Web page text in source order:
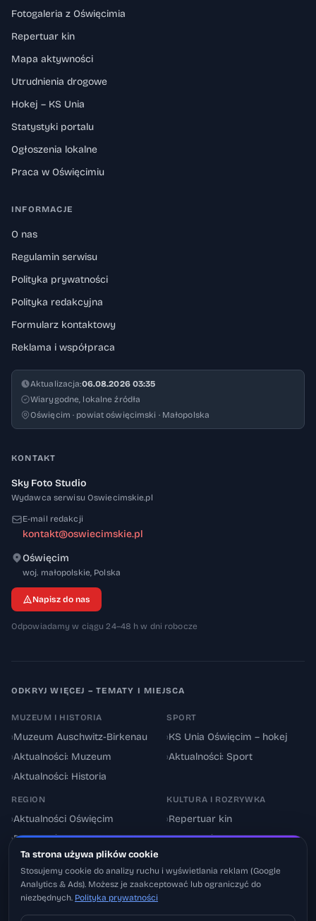
Fotogaleria z Oświęcimia
Repertuar kin
Mapa aktywności
Utrudnienia drogowe
Hokej – KS Unia
Statystyki portalu
Ogłoszenia lokalne
Praca w Oświęcimiu
INFORMACJE
O nas
Regulamin serwisu
Polityka prywatności
Polityka redakcyjna
Formularz kontaktowy
Reklama i współpraca
Aktualizacja:06.08.2026 03:35
Wiarygodne, lokalne źródła
Oświęcim · powiat oświęcimski · Małopolska
KONTAKT
Sky Foto Studio
Wydawca serwisu Oswiecimskie.pl
E-mail redakcji
kontakt@oswiecimskie.pl
Oświęcim
woj. małopolskie, 32-600
Polska
Napisz do nas
Odpowiadamy w ciągu 24–48 h w dni robocze
ODKRYJ WIĘCEJ – TEMATY I MIEJSCA
MUZEUM I HISTORIA
›Muzeum Auschwitz-Birkenau
›Aktualności: Muzeum
›Aktualności: Historia
SPORT
›KS Unia Oświęcim – hokej
›Aktualności: Sport
REGION
›Aktualności Oświęcim
›Powiat oświęcimski
Utrudnienia drogowe
KULTURA I ROZRYWKA
›Repertuar kin
›Aktualności: Kultura
Ta strona używa plików cookie
Stosujemy cookie do analizy ruchu i wyświetlania reklam (Google
Analytics & Ads). Możesz je zaakceptować lub ograniczyć do
niezbędnych. Polityka prywatności